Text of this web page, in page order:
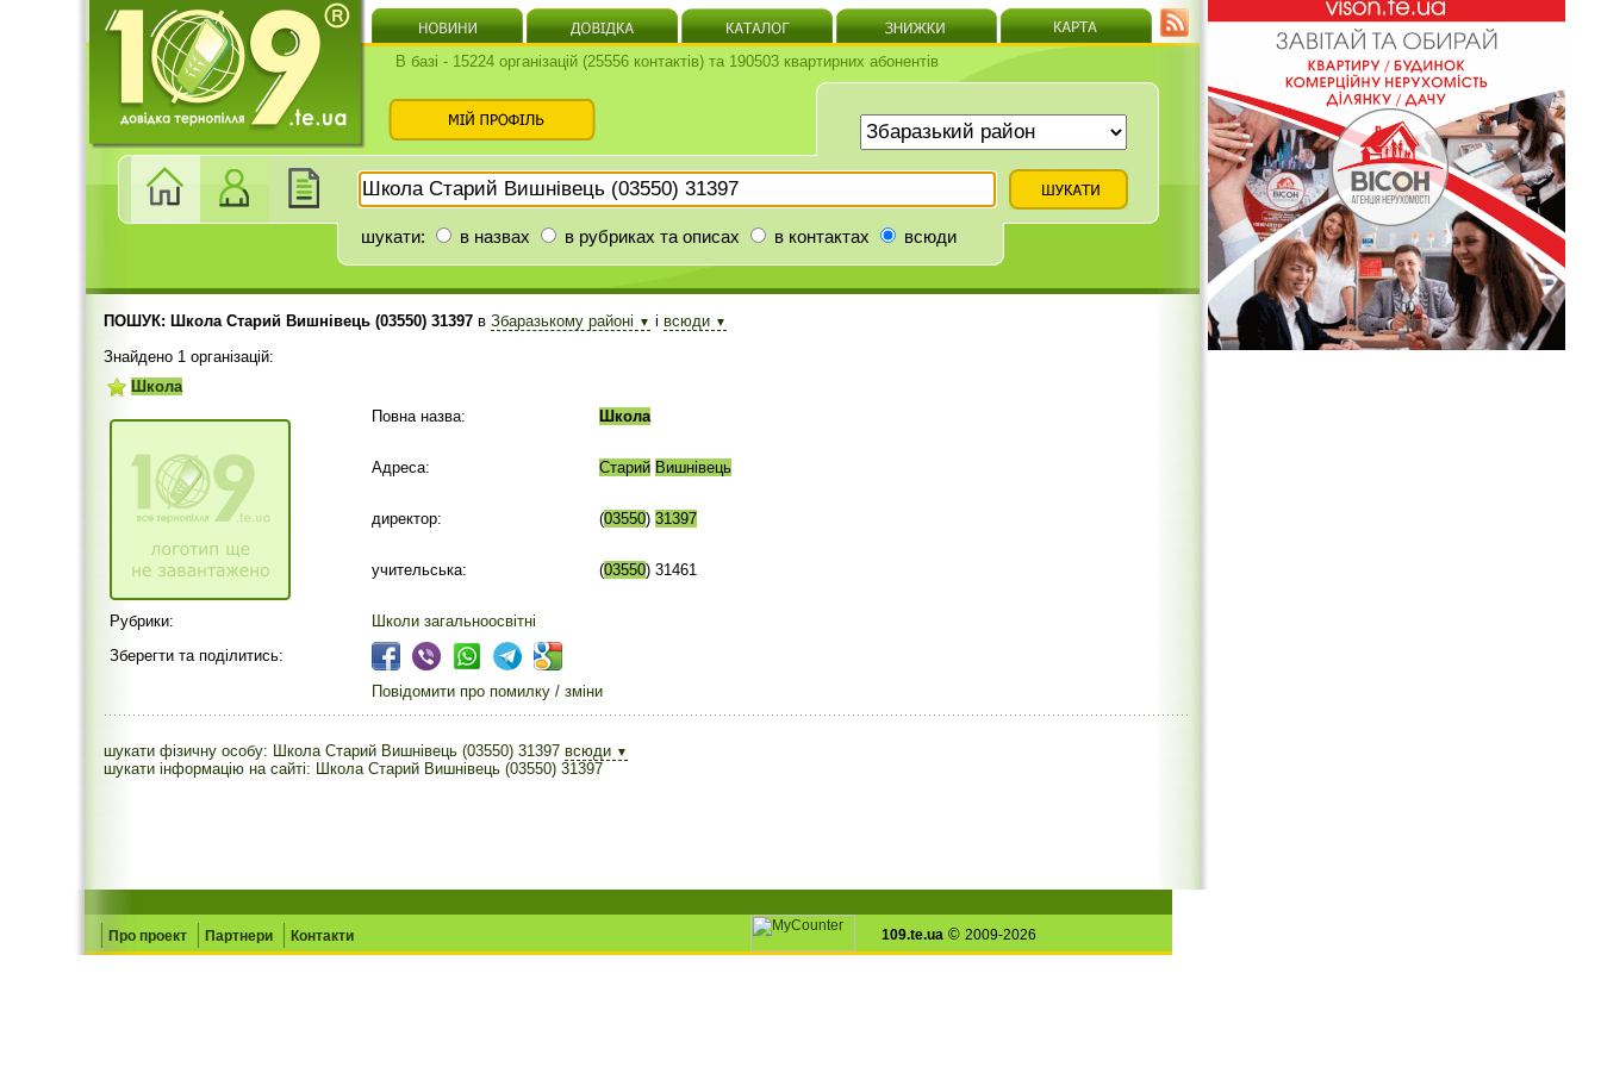
В базі - 15224 організацій (25556 контактів) та 190503 квартирних абонентів
шукати: в назвах в рубриках та описах в контактах всюди
ПОШУК: Школа Старий Вишнівець (03550) 31397 в Збаразькому районі ▼ і всюди ▼
Знайдено 1 організацій:
Школа
Повна назва:
Школа
Адреса: Старий Вишнівець
директор: (03550) 31397
учительська: (03550) 31461
Рубрики:
Школи загальноосвітні
Зберегти та поділитись:
Повідомити про помилку / зміни
шукати фізичну особу: Школа Старий Вишнівець (03550) 31397 всюди ▼
шукати інформацію на сайті: Школа Старий Вишнівець (03550) 31397
Про проект Партнери Контакти 109.te.ua © 2009-2026